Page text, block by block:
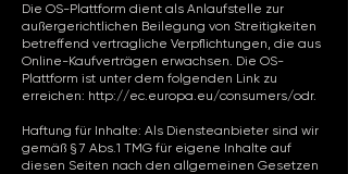
Die OS-Plattform dient als Anlaufstelle zur
außergerichtlichen Beilegung von Streitigkeiten
betreffend vertragliche Verpflichtungen, die aus
Online-Kaufverträgen erwachsen. Die OS-
Plattform ist unter dem folgenden Link zu
erreichen: http://ec.europa.eu/consumers/odr.
Haftung für Inhalte: Als Diensteanbieter sind wir
gemäß § 7 Abs.1 TMG für eigene Inhalte auf
diesen Seiten nach den allgemeinen Gesetzen